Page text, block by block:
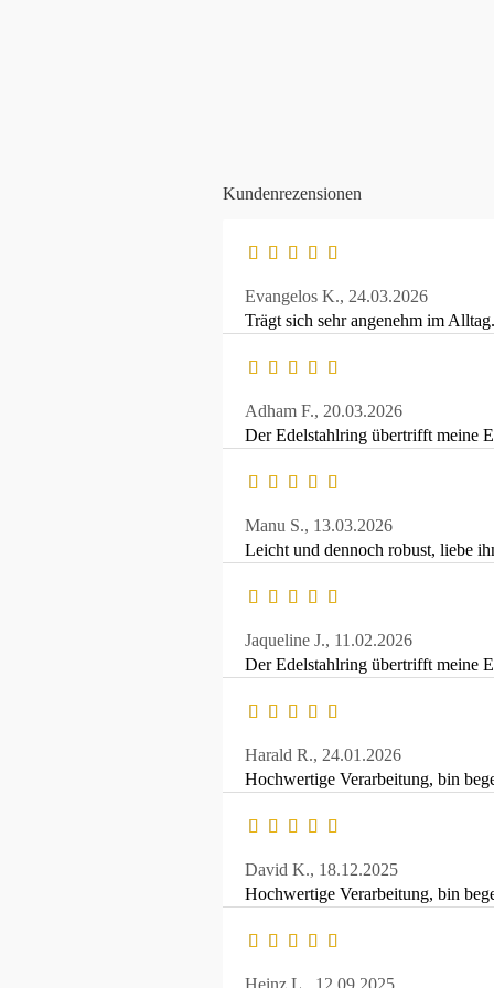
Kundenrezensionen
Evangelos K., 24.03.2026
Trägt sich sehr angenehm im Alltag.
Adham F., 20.03.2026
Der Edelstahlring übertrifft meine
Manu S., 13.03.2026
Leicht und dennoch robust, liebe
Jaqueline J., 11.02.2026
Der Edelstahlring übertrifft meine
Harald R., 24.01.2026
Hochwertige Verarbeitung, bin
David K., 18.12.2025
Hochwertige Verarbeitung, bin